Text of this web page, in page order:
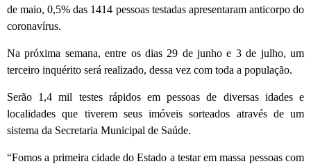
de maio, 0,5% das 1414 pessoas testadas apresentaram anticorpo do
coronavírus.
Na próxima semana, entre os dias 29 de junho e 3 de julho, um
terceiro inquérito será realizado, dessa vez com toda a população.
Serão 1,4 mil testes rápidos em pessoas de diversas idades e
localidades que tiverem seus imóveis sorteados através de um
sistema da Secretaria Municipal de Saúde.
“Fomos a primeira cidade do Estado a testar em massa pessoas com